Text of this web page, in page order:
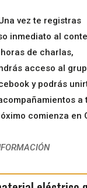
vez te registras
inmediato al
de charlas,
acceso al
y podrás
a
comienza en